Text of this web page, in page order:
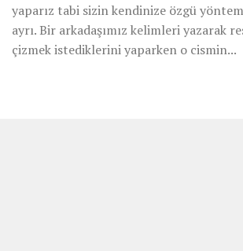
yaparız tabi sizin kendinize özgü
ayrı. Bir arkadaşımız kelimleri yazarak
çizmek istediklerini yaparken o cismin...